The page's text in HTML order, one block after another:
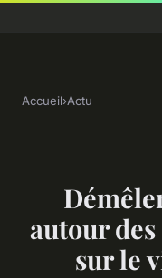
Accueil›Actu
autour des
sur le